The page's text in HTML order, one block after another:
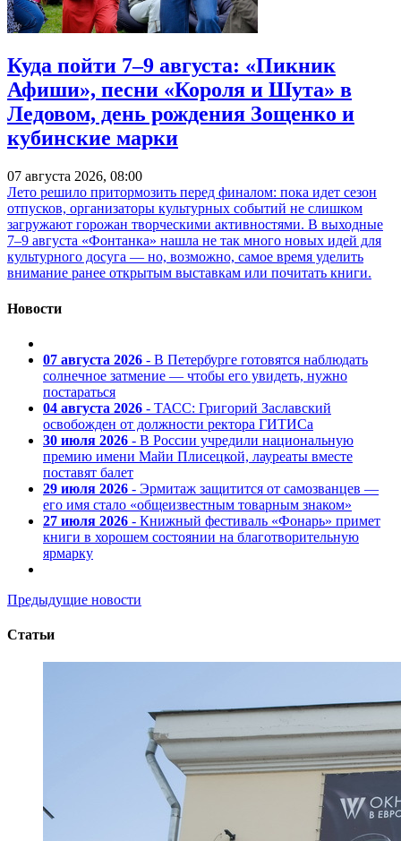
Куда пойти 7–9 августа: «Пикник
Афиши», песни «Короля и Шута» в
Ледовом, день рождения Зощенко и
кубинские марки
07 августа 2026, 08:00
Лето решило притормозить перед финалом: пока идет сезон
отпусков, организаторы культурных событий не слишком
загружают горожан творческими активностями. В выходные
7–9 августа «Фонтанка» нашла не так много новых идей для
культурного досуга — но, возможно, самое время уделить
внимание ранее открытым выставкам или почитать книги.
Новости
07 августа 2026 - В Петербурге готовятся наблюдать
солнечное затмение — чтобы его увидеть, нужно
постараться
04 августа 2026 - ТАСС: Григорий Заславский
освобожден от должности ректора ГИТИСа
30 июля 2026 - В России учредили национальную
премию имени Майи Плисецкой, лауреаты вместе
поставят балет
29 июля 2026 - Эрмитаж защитится от самозванцев —
его имя стало «общеизвестным товарным знаком»
27 июля 2026 - Книжный фестиваль «Фонарь» примет
книги в хорошем состоянии на благотворительную
ярмарку
Предыдущие новости
Статьи